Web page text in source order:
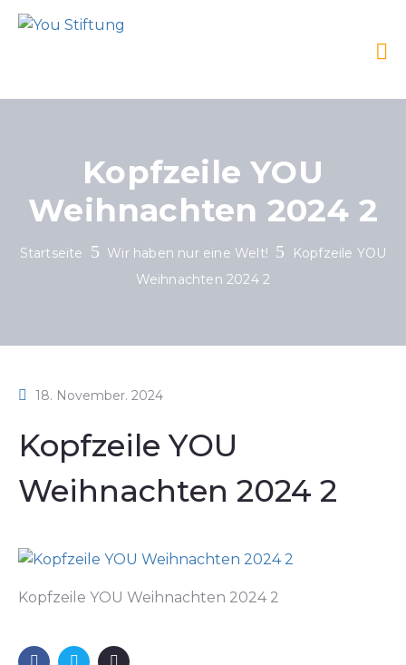
Kopfzeile YOU
Weihnachten 2024 2
Startseite Wir haben nur eine Welt!
Kopfzeile YOU
Weihnachten 2024 2
18. November. 2024
Kopfzeile YOU
Weihnachten 2024 2
Kopfzeile YOU Weihnachten 2024 2